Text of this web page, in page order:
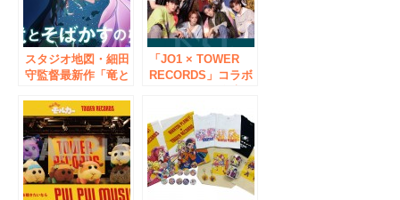
スタジオ地図・細田
守監督最新作「竜と
記念、コラボグッズ
を7月16日(金)から発
売！タワレコ「NO
MUSIC, NO LIFE.」
と歌姫ベルの世界が
ひとつに！
「JO1 × TOWER
RECORDS」コラボ
SINGLE『CHALLE
NGER』発売をタワ
レコが応援！